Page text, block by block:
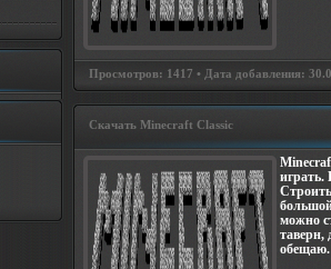
Просмотров: 1417 • Дата добавления:
Скачать Minecraft Classic
играть.
можно
таверн,
обещаю.